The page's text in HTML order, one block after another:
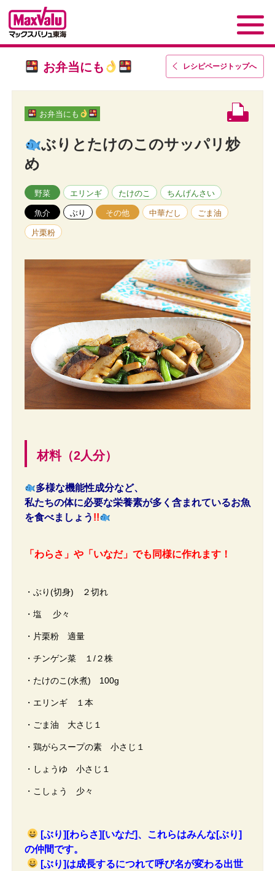
レシピページトップへ
お弁当にも
お弁当にも
ぶりとたけのこのサッパリ炒
め
野菜 エリンギ たけのこ ちんげんさい
魚介 ぶり その他 中華だし ごま油
片栗粉
材料（2人分）
多様な機能性成分など、
私たちの体に必要な栄養素が多く含まれているお魚
を食べましょう !!
「わらさ」や「いなだ」でも同様に作れます！
・ぶり(切身) ２切れ
・塩 少々
・片栗粉 適量
・チンゲン菜 １/２株
・たけのこ(水煮) 100g
・エリンギ １本
・ごま油 大さじ１
・鶏がらスープの素 小さじ１
・しょうゆ 小さじ１
・こしょう 少々
[ぶり][わらさ][いなだ]、これらはみんな[ぶり]
の仲間です。
[ぶり]は成長するにつれて呼び名が変わる出世